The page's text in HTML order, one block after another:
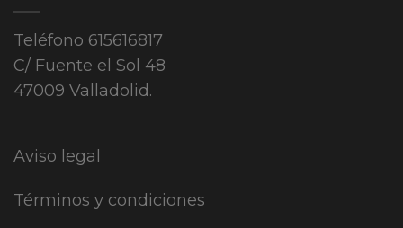
Teléfono 615616817
C/ Fuente el Sol 48
47009 Valladolid.
Aviso legal
Términos y condiciones